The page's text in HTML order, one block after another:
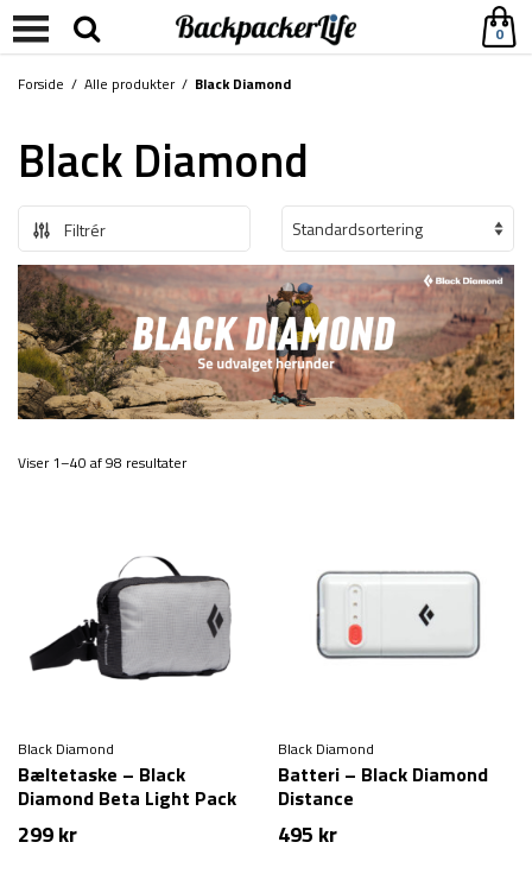
0
Forside / Alle produkter/ Black Diamond
Black Diamond
Filtrér
Viser 1–40 af 98 resultater
Black Diamond
Bæltetaske – Black
Diamond Beta Light Pack
Satellite Bag
299kr
Black Diamond
Batteri – Black Diamond
Distance
495 kr